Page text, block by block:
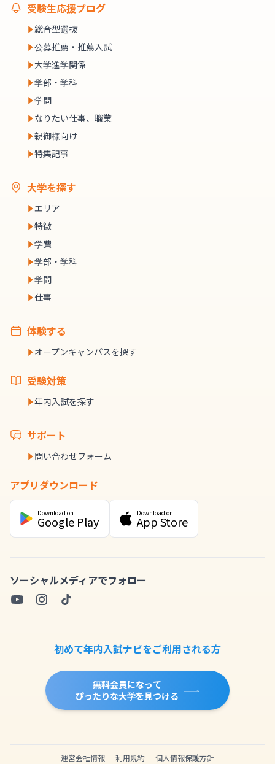
受験生応援ブログ
総合型選抜
公募推薦・推薦入試
大学進学関係
学部・学科
学問
なりたい仕事、職業
親御様向け
特集記事
大学を探す
エリア
特徴
学費
学部・学科
学問
仕事
体験する
オープンキャンパスを探す
受験対策
年内入試を探す
サポート
問い合わせフォーム
アプリダウンロード
Download on
Google Play
Download on
App Store
ソーシャルメディアでフォロー
初めて年内入試ナビをご利用される方
無料会員になって
ぴったりな大学を見つける
運営会社情報 利用規約 個人情報保護方針